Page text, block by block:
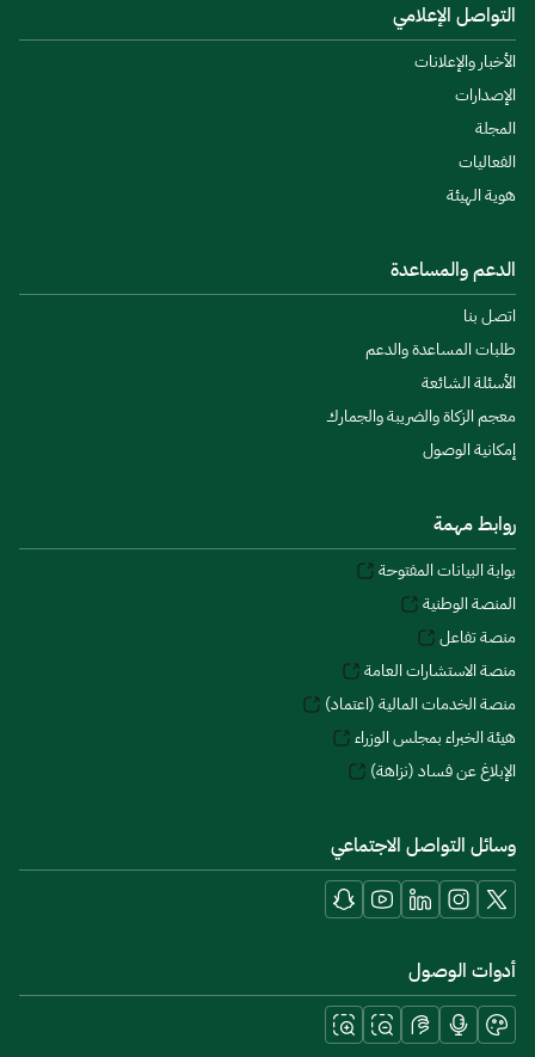
التواصل الإعلامي
الأخبار والإعلانات
الإصدارات
المجلة
الفعاليات
هوية الهيئة
الدعم والمساعدة
اتصل بنا
طلبات المساعدة والدعم
الأسئلة الشائعة
معجم الزكاة والضريبة والجمارك
إمكانية الوصول
روابط مهمة
بوابة البيانات المفتوحة
المنصة الوطنية
منصة تفاعل
منصة الاستشارات العامة
منصة الخدمات المالية (اعتماد)
هيئة الخبراء بمجلس الوزراء
الإبلاغ عن فساد (نزاهة)
وسائل التواصل الاجتماعي
أدوات الوصول